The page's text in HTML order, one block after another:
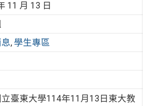
11 月 13 日
, 學生專區
臺東大學114年11月13日東大教